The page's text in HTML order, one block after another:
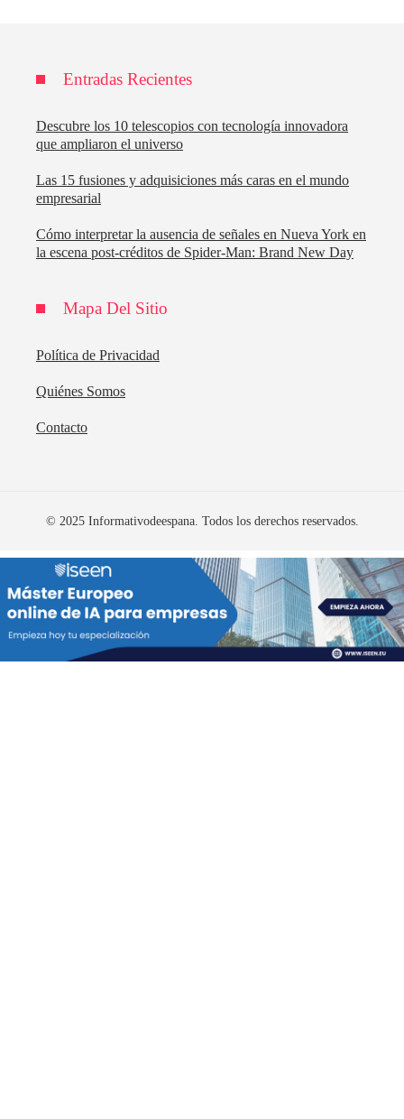
Entradas Recientes
Descubre los 10 telescopios con tecnología innovadora
que ampliaron el universo
Las 15 fusiones y adquisiciones más caras en el mundo
empresarial
Cómo interpretar la ausencia de señales en Nueva York en
la escena post-créditos de Spider-Man: Brand New Day
Mapa Del Sitio
Política de Privacidad
Quiénes Somos
Contacto
© 2025 Informativodeespana. Todos los derechos reservados.